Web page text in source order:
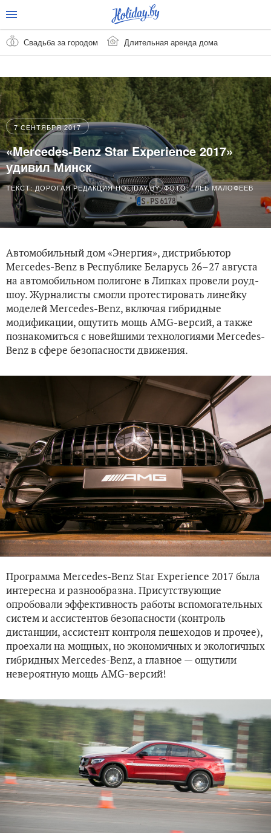
Свадьба за городом Длительная аренда дома
7 СЕНТЯБРЯ 2017
«Mercedes-Benz Star Experience 2017»
удивил Минск
ТЕКСТ: ДОРОГАЯ РЕДАКЦИЯ HOLIDAY.BY, ФОТО: ГЛЕБ МАЛОФЕЕВ
Автомобильный дом «Энергия», дистрибьютор
Mercedes-Benz в Республике Беларусь 26–27 августа
на автомобильном полигоне в Липках провели роуд-
шоу. Журналисты смогли протестировать линейку
моделей Mercedes-Benz, включая гибридные
модификации, ощутить мощь AMG-версий, а также
познакомиться с новейшими технологиями Mercedes-
Benz в сфере безопасности движения.
Программа Mercedes-Benz Star Experience 2017 была
интересна и разнообразна. Присутствующие
опробовали эффективность работы вспомогательных
систем и ассистентов безопасности (контроль
дистанции, ассистент контроля пешеходов и прочее),
проехали на мощных, но экономичных и экологичных
гибридных Mercedes-Benz, а главное — ощутили
невероятную мощь AMG-версий!